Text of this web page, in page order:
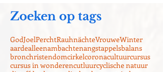
GodJoelPerchtRauhnächteVrouweWinter
aardealleenambachtenangstappelsbalans